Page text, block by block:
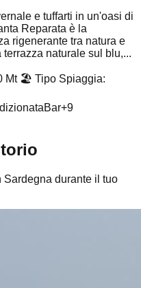
e tuffarti in un'oasi di
Reparata è la
rigenerante tra natura e
naturale sul blu,...
Mt 🏖️ Tipo Spiaggia:
Bar+9
Sardegna durante il tuo